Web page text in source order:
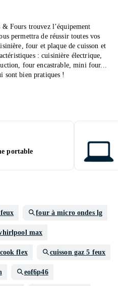
Fours trouvez l’équipement
permettra de réussir toutes vos
four et plaque de cuisson et
: cuisinière électrique,
four encastrable, mini four...
sont bien pratiques !
portable
four à micro ondes lg
max
flex cuisson gaz 5 feux
eof6p46